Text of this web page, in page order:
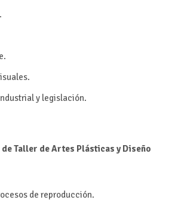
y legislación.
Taller de Artes Plásticas y Diseño
de reproducción.